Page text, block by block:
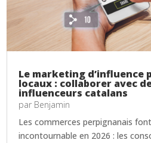
Le marketing d’influence
locaux : collaborer avec
influenceurs catalans
par Benjamin
Les commerces perpignanais
incontournable en 2026 : les